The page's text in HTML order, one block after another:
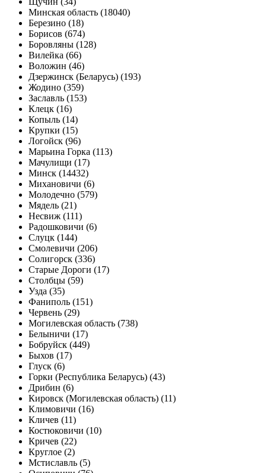
Минская область (18040)
Березино (18)
Борисов (674)
Боровляны (128)
Вилейка (66)
Воложин (46)
Дзержинск (Беларусь) (193)
Жодино (359)
Заславль (153)
Клецк (16)
Копыль (14)
Крупки (15)
Логойск (96)
Марьина Горка (113)
Мачулищи (17)
Минск (14432)
Михановичи (6)
Молодечно (579)
Мядель (21)
Несвиж (111)
Радошковичи (6)
Слуцк (144)
Смолевичи (206)
Солигорск (336)
Старые Дороги (17)
Столбцы (59)
Узда (35)
Фаниполь (151)
Червень (29)
Могилевская область (738)
Белыничи (17)
Бобруйск (449)
Быхов (17)
Глуск (6)
Горки (Республика Беларусь) (43)
Дрибин (6)
Кировск (Могилевская область) (11)
Климовичи (16)
Кличев (11)
Костюковичи (10)
Кричев (22)
Круглое (2)
Мстиславль (5)